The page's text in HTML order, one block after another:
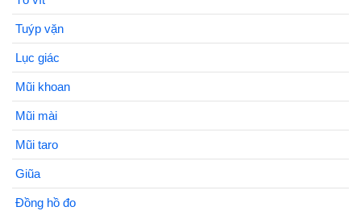
Tuýp vặn
Lục giác
Mũi khoan
Mũi mài
Mũi taro
Giũa
Đồng hồ đo